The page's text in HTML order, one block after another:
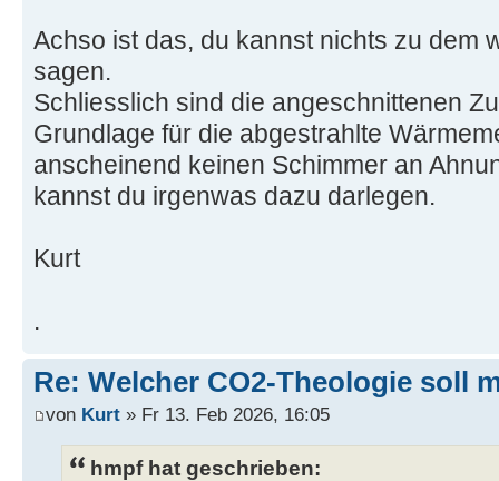
Achso ist das, du kannst nichts zu dem
sagen.
Schliesslich sind die angeschnittenen
Grundlage für die abgestrahlte
anscheinend keinen Schimmer an
kannst du irgenwas dazu darlegen.
Kurt
.
Re: Welcher CO2-Theologie soll
von Kurt » Fr 13. Feb 2026, 16:05
hmpf hat geschrieben: